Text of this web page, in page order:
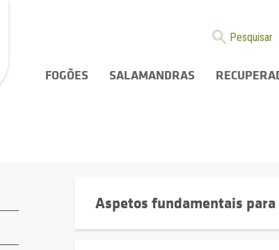
Pesquisar
FOGÕES SALAMANDRAS
Aspetos fundamentais